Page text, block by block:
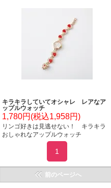
キラキラしていてオシャレ レアなア
ップルウォッチ
1,780円(税込1,958円)
リンゴ好きは見逃せない！ キラキラ
おしゃれなアップルウォッチ
1
前のページへ